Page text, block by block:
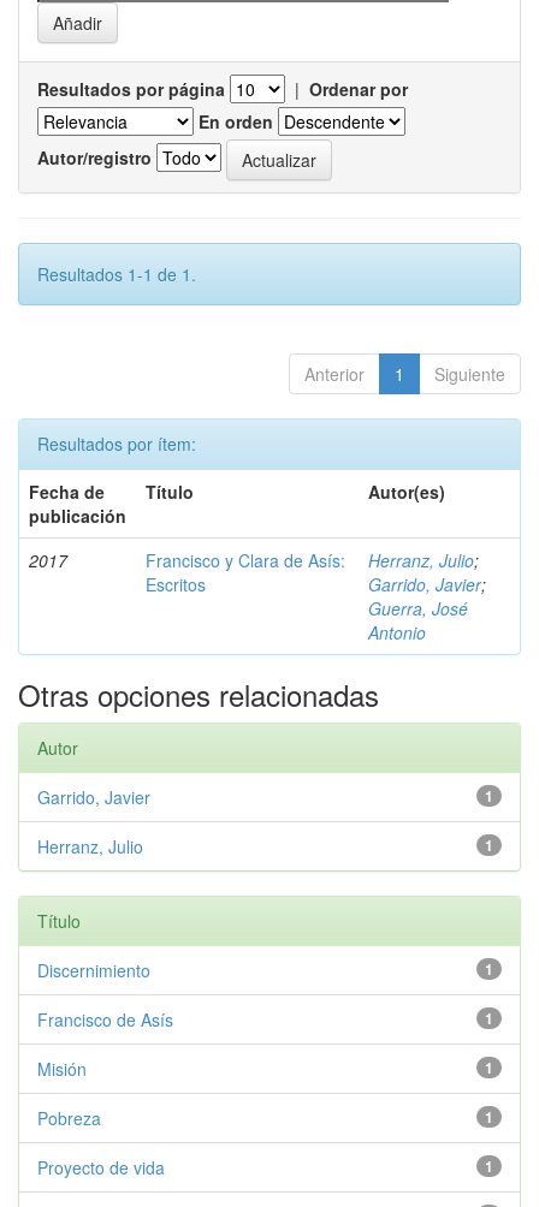
Resultados por página | Ordenar por
En orden
Autor/registro
Resultados 1-1 de 1.
Anterior 1 Siguiente
Resultados por ítem:
Fecha de
publicación
Título Autor(es)
2017
Francisco y Clara de Asís:
Escritos
Herranz, Julio;
Garrido, Javier;
Guerra, José
Antonio
Otras opciones relacionadas
Autor
1
Garrido, Javier
1
Herranz, Julio
Título
1
Discernimiento
1
Francisco de Asís
1
Misión
1
Pobreza
1
Proyecto de vida